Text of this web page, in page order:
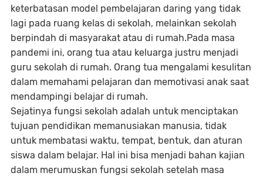
keterbatasan model pembelajaran daring yang tidak
lagi pada ruang kelas di sekolah, melainkan sekolah
berpindah di masyarakat atau di rumah.Pada masa
pandemi ini, orang tua atau keluarga justru menjadi
guru sekolah di rumah. Orang tua mengalami kesulitan
dalam memahami pelajaran dan memotivasi anak saat
mendampingi belajar di rumah.
Sejatinya fungsi sekolah adalah untuk menciptakan
tujuan pendidikan memanusiakan manusia, tidak
untuk membatasi waktu, tempat, bentuk, dan aturan
siswa dalam belajar. Hal ini bisa menjadi bahan kajian
dalam merumuskan fungsi sekolah setelah masa